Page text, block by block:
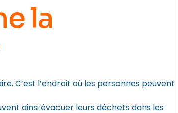
la
C’est l’endroit où les personnes peuvent
ainsi évacuer leurs déchets dans les